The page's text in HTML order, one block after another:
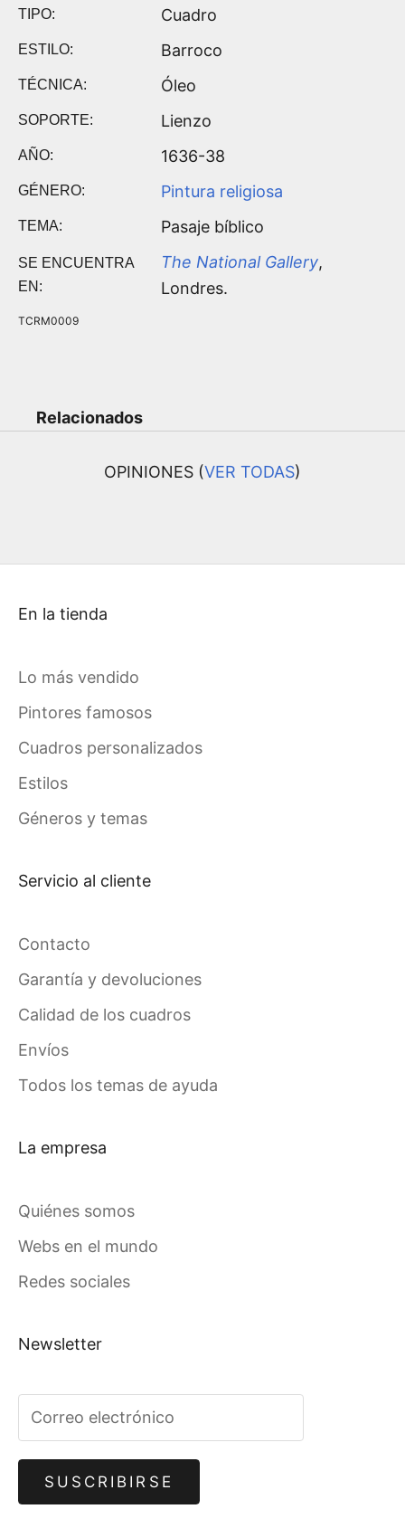
TIPO: Cuadro
ESTILO: Barroco
TÉCNICA: Óleo
SOPORTE: Lienzo
AÑO: 1636-38
GÉNERO: Pintura religiosa
TEMA: Pasaje bíblico
SE ENCUENTRA
EN:
The National Gallery,
Londres.
TCRM0009
Relacionados
OPINIONES (VER TODAS)
En la tienda
Lo más vendido
Pintores famosos
Cuadros personalizados
Estilos
Géneros y temas
Servicio al cliente
Contacto
Garantía y devoluciones
Calidad de los cuadros
Envíos
Todos los temas de ayuda
La empresa
Quiénes somos
Webs en el mundo
Redes sociales
Newsletter
SUSCRIBIRSE